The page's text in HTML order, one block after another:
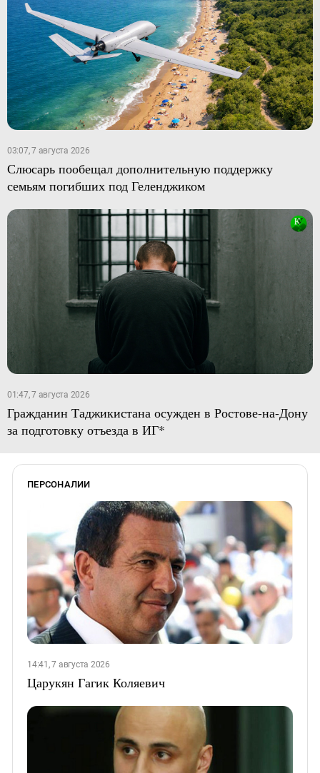
03:07, 7 августа 2026
Слюсарь пообещал дополнительную поддержку
семьям погибших под Геленджиком
01:47, 7 августа 2026
Гражданин Таджикистана осужден в Ростове-на-Дону
за подготовку отъезда в ИГ*
ПЕРСОНАЛИИ
14:41, 7 августа 2026
Царукян Гагик Коляевич